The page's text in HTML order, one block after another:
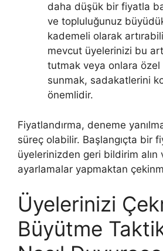
daha düşük bir fiyatla
ve topluluğunuz
kademeli olarak
mevcut üyelerinizi bu
tutmak veya onlara
sunmak, sadakatlerini
önemlidir.
Fiyatlandırma, deneme
süreç olabilir. Başlangıçta bir
üyelerinizden geri bildirim alın
ayarlamalar yapmaktan
Üyelerinizi
Büyütme